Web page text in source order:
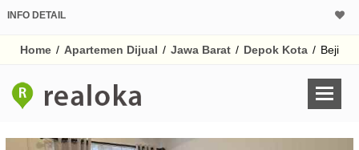
INFO DETAIL
Home / Apartemen Dijual / Jawa Barat / Depok Kota / Beji
Harga Rp